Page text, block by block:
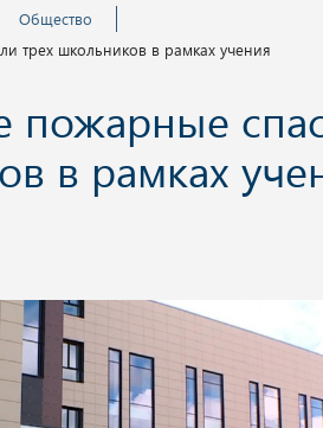
Общество
трех школьников в рамках учения
пожарные
в рамках